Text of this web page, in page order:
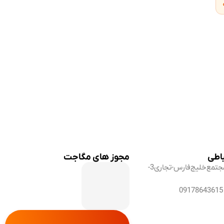
شیراز،مجتمع‌خلیج‌فارس-تجاری3-
09178643615
مجوز های مگاجت